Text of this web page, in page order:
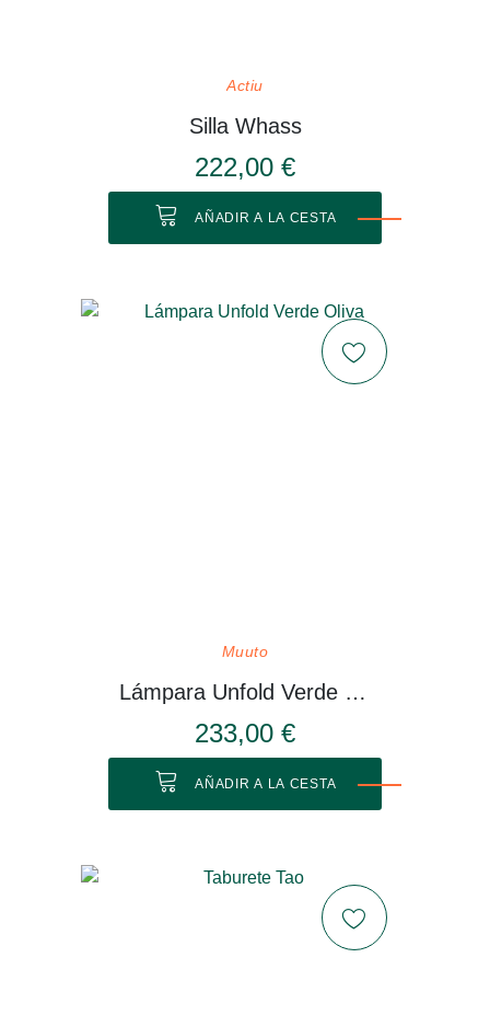
Actiu
Silla Whass
222,00 €
AÑADIR A LA CESTA
Muuto
Lámpara Unfold Verde Oliva
233,00 €
AÑADIR A LA CESTA